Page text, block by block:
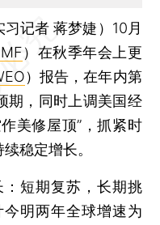
记者 蒋梦婕） 10月
）在秋季年会上更
）报告，在年内第
期，同时上调美国经
美修屋顶”，抓紧时
稳定增长。
短期复苏，长期挑
今明两年全球增速为